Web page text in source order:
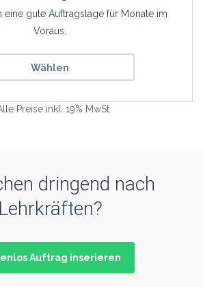
eine gute Auftragslage für Monate im
Voraus.
Wählen
Preise inkl. 19% MwSt
dringend nach
Lehrkräften?
Auftrag inserieren